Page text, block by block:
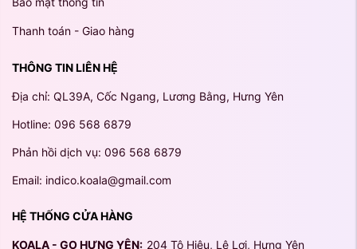
Thanh toán - Giao hàng
THÔNG TIN LIÊN HỆ
Địa chỉ: QL39A, Cốc Ngang, Lương Bằng, Hưng Yên
Hotline: 096 568 6879
Phản hồi dịch vụ: 096 568 6879
Email: indico.koala@gmail.com
HỆ THỐNG CỬA HÀNG
KOALA - GO HƯNG YÊN: 204 Tô Hiệu, Lê Lợi, Hưng Yên